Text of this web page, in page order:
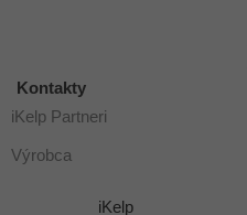
Kontakty
iKelp Partneri
Výrobca
iKelp